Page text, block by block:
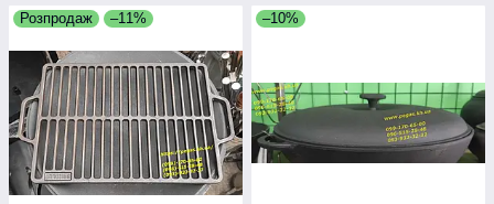
Розпродаж –11% –10%